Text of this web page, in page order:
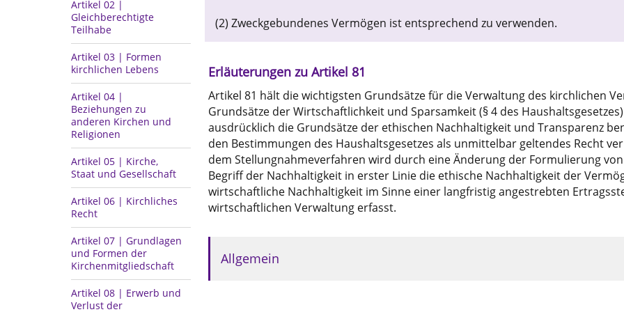
Artikel 02 |
Gleichberechtigte
Teilhabe
Artikel 03 | Formen
kirchlichen Lebens
Artikel 04 |
Beziehungen zu
anderen Kirchen und
Religionen
Artikel 05 | Kirche,
Staat und Gesellschaft
Artikel 06 | Kirchliches
Recht
Artikel 07 | Grundlagen
und Formen der
Kirchenmitgliedschaft
Artikel 08 | Erwerb und
Verlust der
(2) Zweckgebundenes Vermögen ist entsprechend zu verwenden.
Erläuterungen zu Artikel 81
Artikel 81 hält die wichtigsten Grundsätze für die Verwaltung des kirchlichen
Grundsätze der Wirtschaftlichkeit und Sparsamkeit (§ 4 des
ausdrücklich die Grundsätze der ethischen Nachhaltigkeit und Transparenz
den Bestimmungen des Haushaltsgesetzes als unmittelbar geltendes Recht
dem Stellungnahmeverfahren wird durch eine Änderung der Formulierung
Begriff der Nachhaltigkeit in erster Linie die ethische Nachhaltigkeit der
wirtschaftliche Nachhaltigkeit im Sinne einer langfristig angestrebten
wirtschaftlichen Verwaltung erfasst.
Allgemein